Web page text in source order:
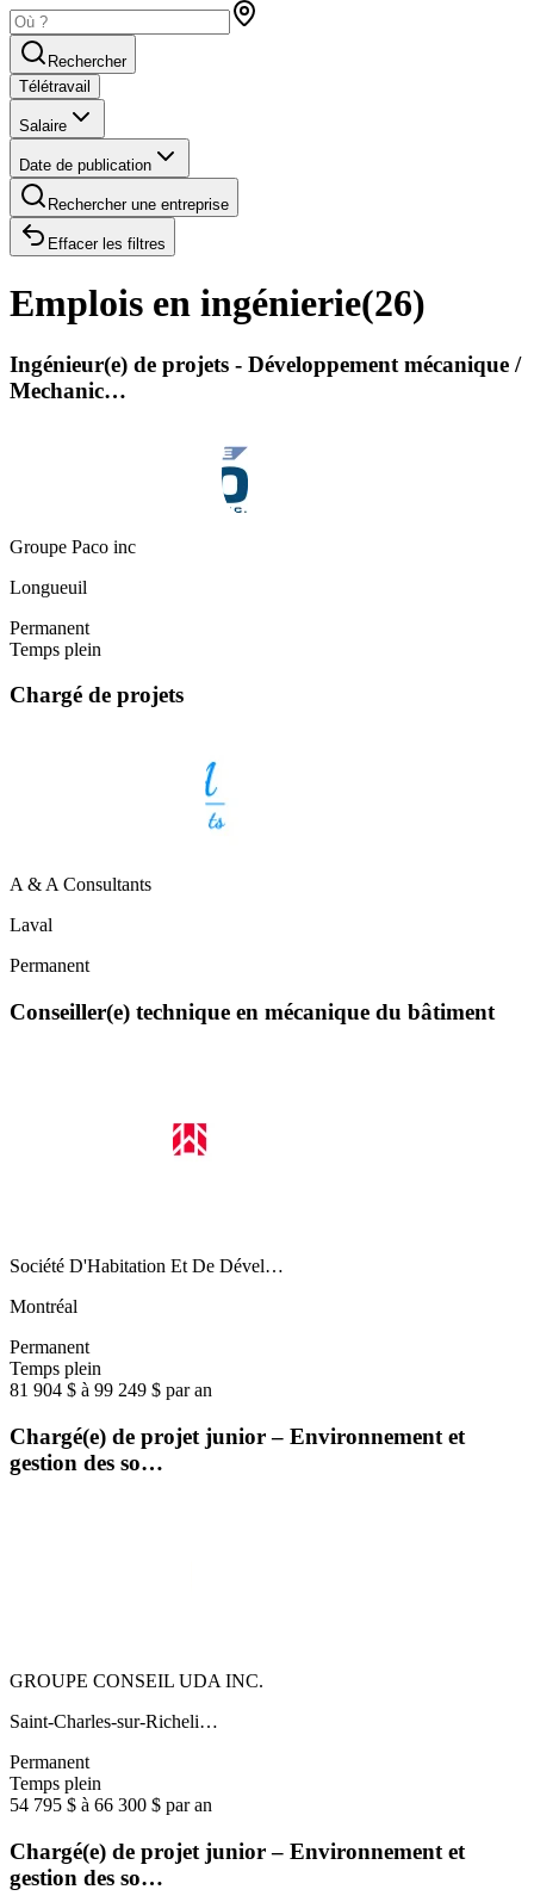
Rechercher
Télétravail
Salaire
Date de publication
Rechercher une entreprise
Effacer les filtres
Emplois en ingénierie(26)
Ingénieur(e) de projets - Développement mécanique /
Mechanic…
Groupe Paco inc
Longueuil
Permanent
Temps plein
Chargé de projets
A & A Consultants
Laval
Permanent
Conseiller(e) technique en mécanique du bâtiment
Société D'Habitation Et De Dével…
Montréal
Permanent
Temps plein
81 904 $ à 99 249 $ par an
Chargé(e) de projet junior – Environnement et
gestion des so…
GROUPE CONSEIL UDA INC.
Saint-Charles-sur-Richeli…
Permanent
Temps plein
54 795 $ à 66 300 $ par an
Chargé(e) de projet junior – Environnement et
gestion des so…